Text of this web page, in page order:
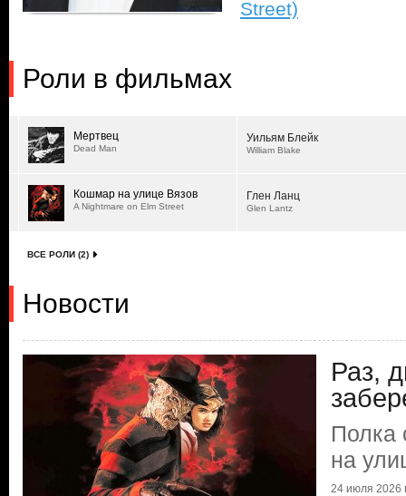
Street)
Роли в фильмах
Мертвец
Dead Man
Уильям Блейк
William Blake
Кошмар на улице Вязов
A Nightmare on Elm Street
Глен Ланц
Glen Lantz
ВСЕ РОЛИ (2)
Новости
Раз,
Полка
на
24 июля 2026